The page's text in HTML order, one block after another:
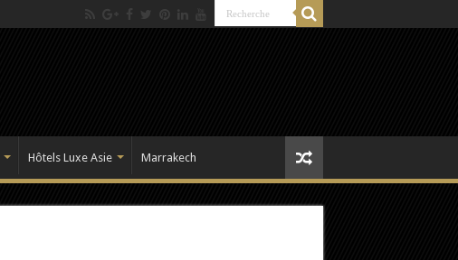
Hôtels Luxe Asie Marrakech